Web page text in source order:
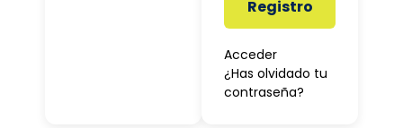
Registro
Acceder
¿Has olvidado tu
contraseña?